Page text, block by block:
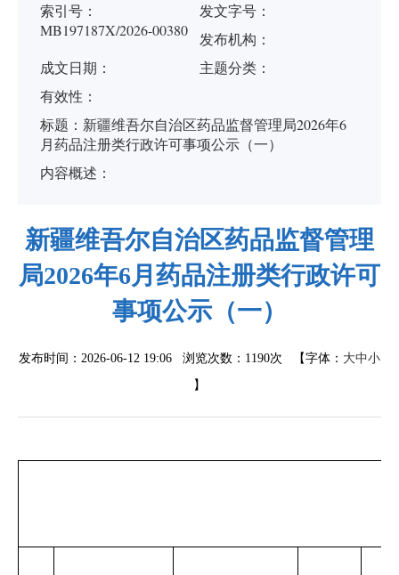
索引号：
MB197187X/2026-00380
发文字号：
发布机构：
成文日期：
主题分类：
有效性：
标题： 新疆维吾尔自治区药品监督管理局2026年6
月药品注册类行政许可事项公示（一）
内容概述：
新疆维吾尔自治区药品监督管理
局2026年6月药品注册类行政许可
事项公示（一）
发布时间：2026-06-12 19:06 浏览次数： 1190次 【字体： 大中小
】